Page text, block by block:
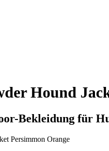
Hound
Bekleidung für
Persimmon Orange